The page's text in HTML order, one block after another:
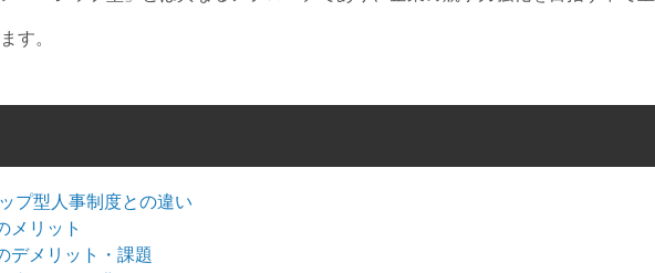
す。
プ型人事制度との違い
メリット
デメリット・課題